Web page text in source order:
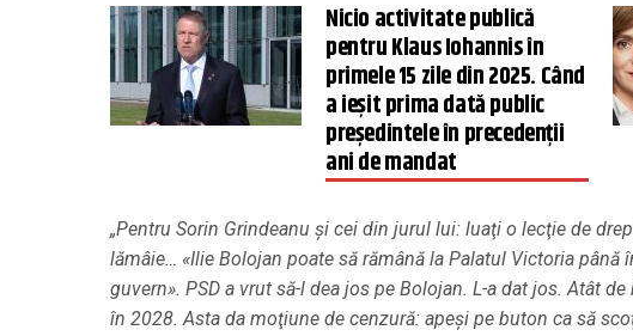
Nicio activitate publică
pentru Klaus Iohannis în
primele 15 zile din 2025. Când
a ieșit prima dată public
președintele în precedenții
ani de mandat
„Pentru Sorin Grindeanu şi cei din jurul lui: luaţi o lecţie de
lămâie… «Ilie Bolojan poate să rămână la Palatul Victoria până
guvern». PSD a vrut să-l dea jos pe Bolojan. L-a dat jos. Atât
în 2028. Asta da moţiune de cenzură: apeşi pe buton ca să